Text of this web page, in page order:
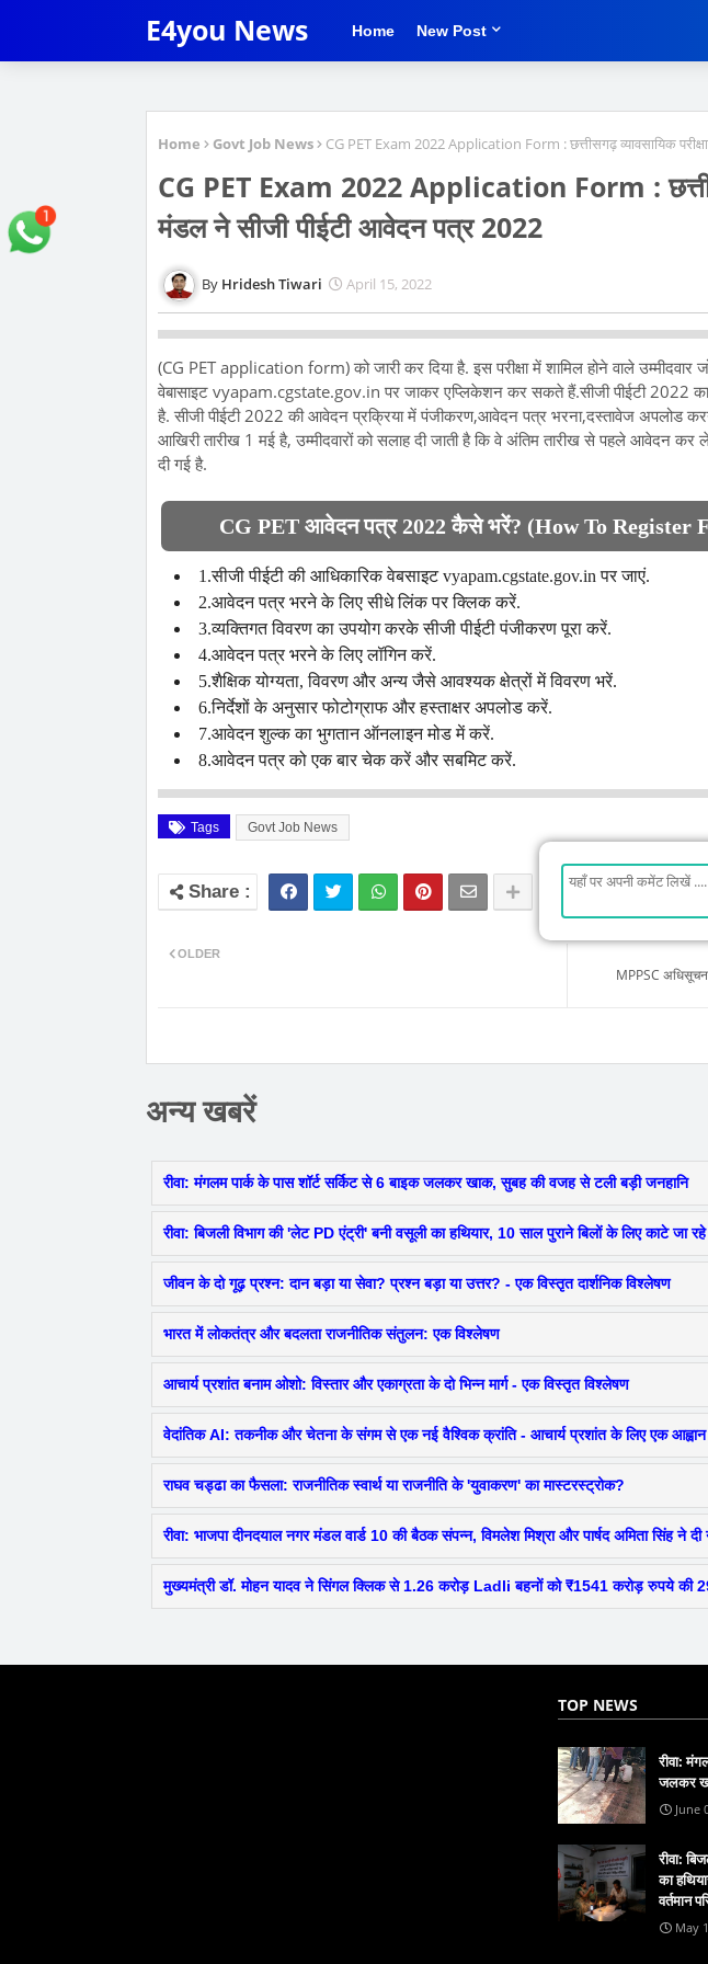
E4you News Home New Post
Home Govt Job News CG PET Exam 2022 Application Form : छत्तीसगढ़ व्यावसायिक
CG PET Exam 2022 Application Form :
मंडल ने सीजी पीईटी आवेदन पत्र 2022
Hridesh Tiwari April 15, 2022
(CG PET application form) को जारी कर दिया है. इस परीक्षा में शामिल होने वाले
वेबासाइट vyapam.cgstate.gov.in पर जाकर एप्लिकेशन कर सकते हैं.सीजी पीईटी 2022
है. सीजी पीईटी 2022 की आवेदन प्रक्रिया में पंजीकरण,आवेदन पत्र भरना,दस्तावेज अपलोड
आखिरी तारीख 1 मई है, उम्मीदवारों को सलाह दी जाती है कि वे अंतिम तारीख से पहले आवेदन
दी गई है.
CG PET आवेदन पत्र 2022 कैसे भरें? (How To Register
1.सीजी पीईटी की आधिकारिक वेबसाइट vyapam.cgstate.gov.in पर जाएं.
2.आवेदन पत्र भरने के लिए सीधे लिंक पर क्लिक करें.
3.व्यक्तिगत विवरण का उपयोग करके सीजी पीईटी पंजीकरण पूरा करें.
4.आवेदन पत्र भरने के लिए लॉगिन करें.
5.शैक्षिक योग्यता, विवरण और अन्य जैसे आवश्यक क्षेत्रों में विवरण भरें.
6.निर्देशों के अनुसार फोटोग्राफ और हस्ताक्षर अपलोड करें.
7.आवेदन शुल्क का भुगतान ऑनलाइन मोड में करें.
8.आवेदन पत्र को एक बार चेक करें और सबमिट करें.
Tags Govt Job News
MPPSC
OLDER
अन्य खबरें
रीवा: मंगलम पार्क के पास शॉर्ट सर्किट से 6 बाइक जलकर खाक, सुबह की वजह से टली बड़ी जनहानि
रीवा: बिजली विभाग की 'लेट PD एंट्री' बनी वसूली का हथियार, 10 साल पुराने बिलों के लिए काटे जा
जीवन के दो गूढ़ प्रश्न: दान बड़ा या सेवा? प्रश्न बड़ा या उत्तर? - एक विस्तृत दार्शनिक विश्लेषण
भारत में लोकतंत्र और बदलता राजनीतिक संतुलन: एक विश्लेषण
आचार्य प्रशांत बनाम ओशो: विस्तार और एकाग्रता के दो भिन्न मार्ग - एक विस्तृत विश्लेषण
वेदांतिक AI: तकनीक और चेतना के संगम से एक नई वैश्विक क्रांति - आचार्य प्रशांत के लिए एक आह्वान
राघव चड्ढा का फैसला: राजनीतिक स्वार्थ या राजनीति के 'युवाकरण' का मास्टरस्ट्रोक?
रीवा: भाजपा दीनदयाल नगर मंडल वार्ड 10 की बैठक संपन्न, विमलेश मिश्रा और पार्षद अमिता सिंह ने दी
मुख्यमंत्री डॉ. मोहन यादव ने सिंगल क्लिक से 1.26 करोड़ Ladli बहनों को ₹1541 करोड़ रुपये की
TOP NEWS
रीवा:
जलकर
June
रीवा:
का
वर्तमान
May